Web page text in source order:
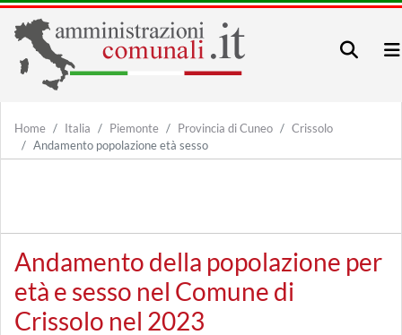
Home Italia Piemonte Provincia di Cuneo
Crissolo
Andamento popolazione età sesso
Andamento della popolazione per
età e sesso nel Comune di
Crissolo nel 2023